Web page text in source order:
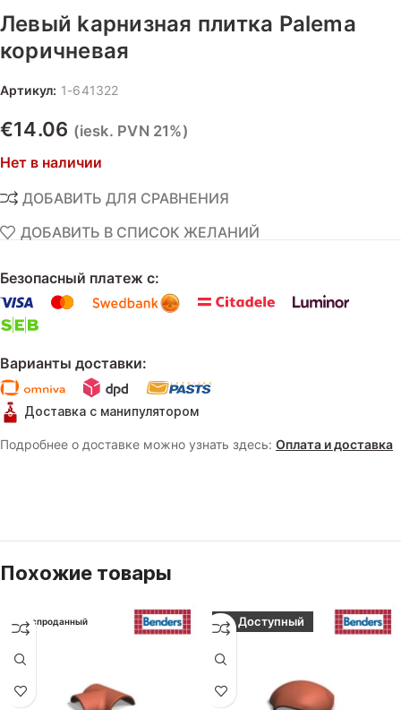
Левый kарнизная плитка Palema
коричневая
Артикул: 1-641322
€14.06 (iesk. PVN 21%)
Нет в наличии
Безопасный платеж с:
Варианты доставки:
Доставка с манипулятором
Подробнее о доставке можно узнать здесь: Оплата и доставка
ДОБАВИТЬ ДЛЯ СРАВНЕНИЯ
ДОБАВИТЬ В СПИСОК ЖЕЛАНИЙ
Похожие товары
Распроданный Доступный